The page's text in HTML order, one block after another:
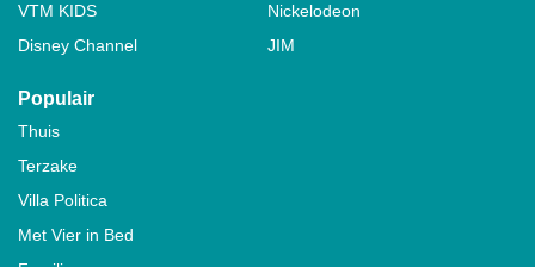
VTM KIDS
Nickelodeon
Disney Channel
JIM
Populair
Thuis
Terzake
Villa Politica
Met Vier in Bed